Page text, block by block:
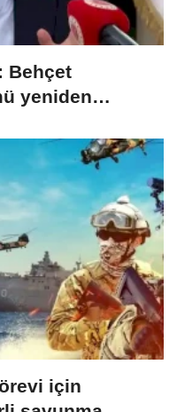
Behçet
yeniden
için